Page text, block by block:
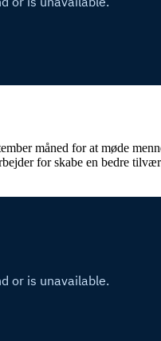
måned for at møde
for skabe en bedre